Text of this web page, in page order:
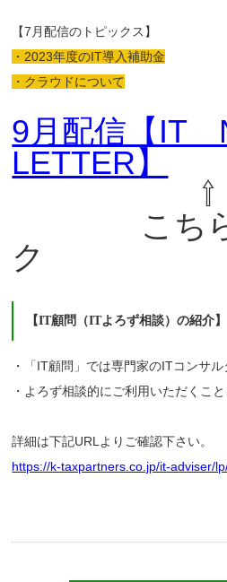
【7月配信のトピックス】
・2023年度のIT導入補助金
・クラウドについて
9月配信【IT
LETTER】
⇧
こちら
ク
【IT顧問（ITよろず相談）の紹介】
・「IT顧問」では専門家のITコンサ
・よろず相談的にご利用いただくこ
詳細は下記URLよりご確認下さい。
https://k-taxpartners.co.jp/it-adviser/